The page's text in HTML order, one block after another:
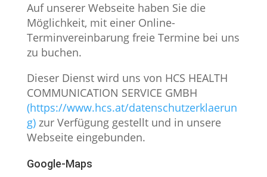
Auf unserer Webseite haben Sie die
Möglichkeit, mit einer Online-
Terminvereinbarung freie Termine bei uns
zu buchen.
Dieser Dienst wird uns von HCS HEALTH
COMMUNICATION SERVICE GMBH
(https://www.hcs.at/datenschutzerklaerun
g)zur Verfügung gestellt und in unsere
Webseite eingebunden.
Google-Maps